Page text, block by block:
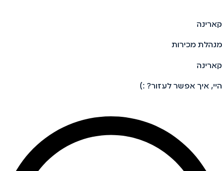
קארינה
מנהלת מכירות
קארינה
היי, איך אפשר לעזור? :)